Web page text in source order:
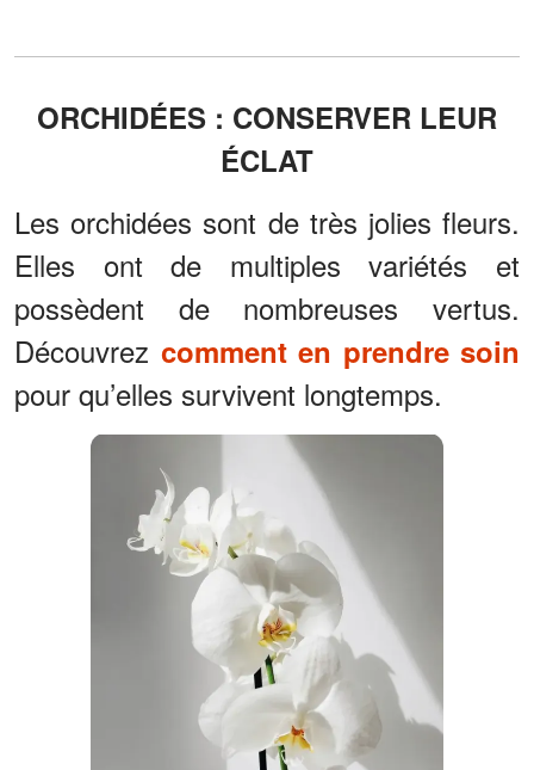
ORCHIDÉES : CONSERVER LEUR
ÉCLAT
Les orchidées sont de très jolies fleurs.
Elles ont de multiples variétés et
possèdent de nombreuses vertus.
Découvrez comment en prendre soin
pour qu’elles survivent longtemps.